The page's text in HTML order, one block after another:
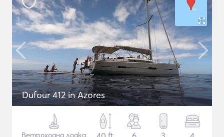
Dufour 412 in Azores
Ветроходна лодка